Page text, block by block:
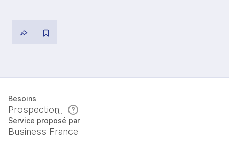
Besoins
Prospection
Service proposé par
Business France